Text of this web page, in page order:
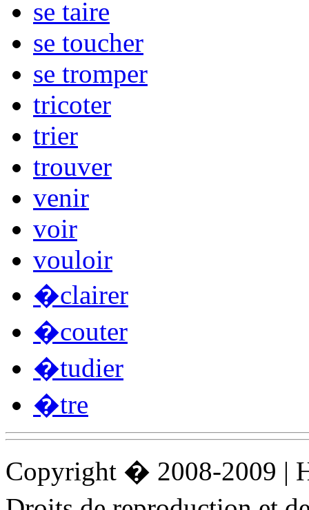
se taire
se toucher
se tromper
tricoter
trier
trouver
venir
voir
vouloir
�clairer
�couter
�tudier
�tre
Copyright � 2008-2009 |